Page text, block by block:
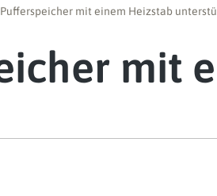
mit einem Heizstab
mit